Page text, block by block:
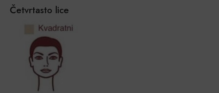
Četvrtasto lice